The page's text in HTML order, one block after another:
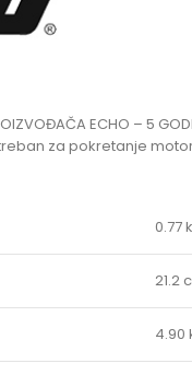
ECHO – 5
za pokretanje
0.77
21.2
4.90